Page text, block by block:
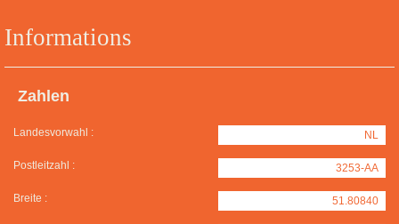
Informations
Zahlen
Landesvorwahl : NL
Postleitzahl : 3253-AA
Breite : 51.80840